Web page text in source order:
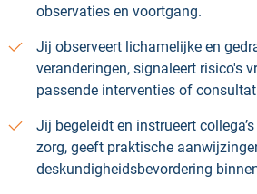
observaties en voortgang.
Jij observeert lichamelijke en
veranderingen, signaleert risico's
passende interventies of
Jij begeleidt en instrueert
zorg, geeft praktische
deskundigheidsbevordering